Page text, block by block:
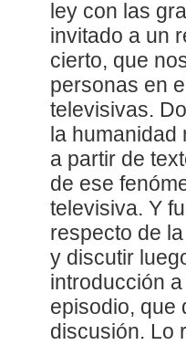
ley con las
invitado a un
cierto, que
personas en
televisivas.
la
a partir de
de ese
televisiva. Y
respecto de
y discutir
introducción
episodio, que
discusión. Lo